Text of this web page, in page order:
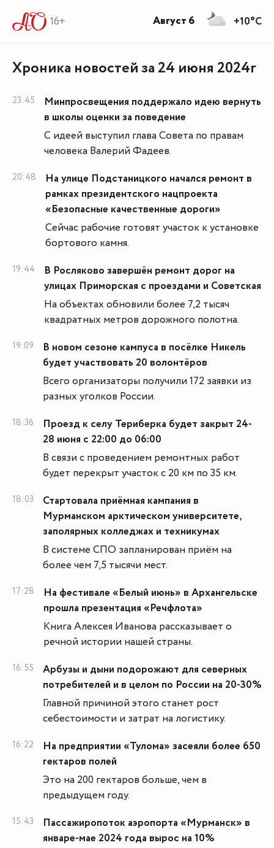
16+
Хроника новостей за 24 июня 2024г
23:45
Минпросвещения поддержало идею вернуть
в школы оценки за поведение
С идеей выступил глава Совета по правам
человека Валерий Фадеев.
20:48
На улице Подстаницкого начался ремонт в
рамках президентского нацпроекта
«Безопасные качественные дороги»
Сейчас рабочие готовят участок к установке
бортового камня.
19:44
В Росляково завершён ремонт дорог на
улицах Приморская с проездами и Советская
На объектах обновили более 7,2 тысяч
квадратных метров дорожного полотна.
19:09
В новом сезоне кампуса в посёлке Никель
будет участвовать 20 волонтёров
Всего организаторы получили 172 заявки из
разных уголков России.
18:36
Проезд к селу Териберка будет закрыт 24-
28 июня с 22:00 до 06:00
В связи с проведением ремонтных работ
будет перекрыт участок с 20 км по 35 км.
18:03
Стартовала приёмная кампания в
Мурманском арктическом университете,
заполярных колледжах и техникумах
В системе СПО запланирован приём на
более чем 7,5 тысячи мест.
17:28
На фестивале «Белый июнь» в Архангельске
прошла презентация «Речфлота»
Книга Алексея Иванова рассказывает о
речной истории нашей страны.
16:55
Арбузы и дыни подорожают для северных
потребителей и в целом по России на 20-30%
Главной причиной этого станет рост
себестоимости и затрат на логистику.
16:22
На предприятии «Тулома» засеяли более 650
гектаров полей
Это на 200 гектаров больше, чем в
предыдущем году.
15:43
Пассажиропоток аэропорта «Мурманск» в
январе-мае 2024 года вырос на 10%
+10°C
Август 6